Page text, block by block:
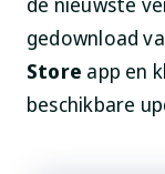
gedownload
Store app en
beschikbare